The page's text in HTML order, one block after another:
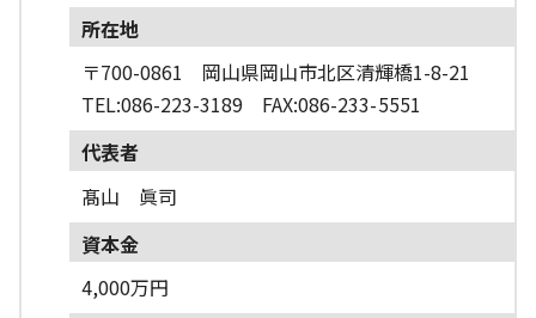
所在地
〒700-0861 岡山県岡山市北区清輝橋1-8-21
TEL:086-223-3189 FAX:086-233-5551
代表者
髙山 眞司
資本金
4,000万円